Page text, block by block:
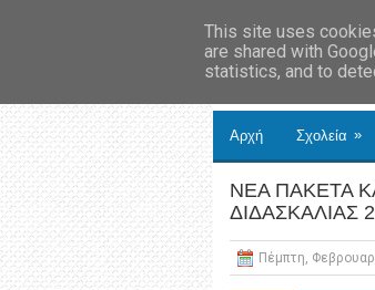
Αρχή Σχολεία »
ΝΕΑ ΠΑΚΕΤΑ
ΔΙΔΑΣΚΑΛΙΑΣ
Πέμπτη,
This site uses
are shared with
statistics, and to